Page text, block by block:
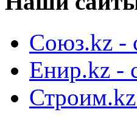
Союз.kz -
Енир.kz -
Строим.kz